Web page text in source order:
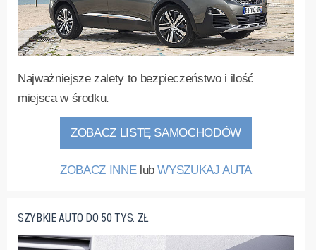
Najważniejsze zalety to bezpieczeństwo i ilość
miejsca w środku.
ZOBACZ LISTĘ SAMOCHODÓW
ZOBACZ INNElubWYSZUKAJ AUTA
SZYBKIE AUTO DO 50 TYS. ZŁ